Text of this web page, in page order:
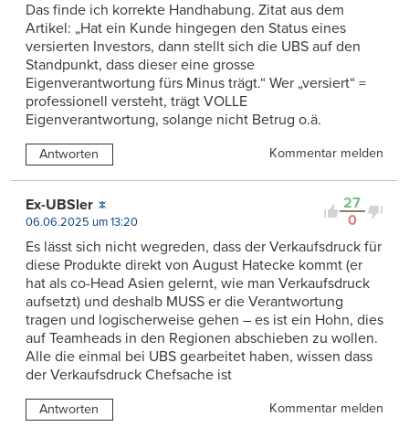
Das finde ich korrekte Handhabung. Zitat aus dem
Artikel: „Hat ein Kunde hingegen den Status eines
versierten Investors, dann stellt sich die UBS auf den
Standpunkt, dass dieser eine grosse
Eigenverantwortung fürs Minus trägt.“ Wer „versiert“ =
professionell versteht, trägt VOLLE
Eigenverantwortung, solange nicht Betrug o.ä.
Antworten Kommentar melden
27
0
Ex-UBSler
06.06.2025 um 13:20
Es lässt sich nicht wegreden, dass der Verkaufsdruck für
diese Produkte direkt von August Hatecke kommt (er
hat als co-Head Asien gelernt, wie man Verkaufsdruck
aufsetzt) und deshalb MUSS er die Verantwortung
tragen und logischerweise gehen – es ist ein Hohn, dies
auf Teamheads in den Regionen abschieben zu wollen.
Alle die einmal bei UBS gearbeitet haben, wissen dass
der Verkaufsdruck Chefsache ist
Antworten
Kommentar melden